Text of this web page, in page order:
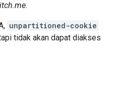
unpartitioned-cookie
tidak akan dapat diakses